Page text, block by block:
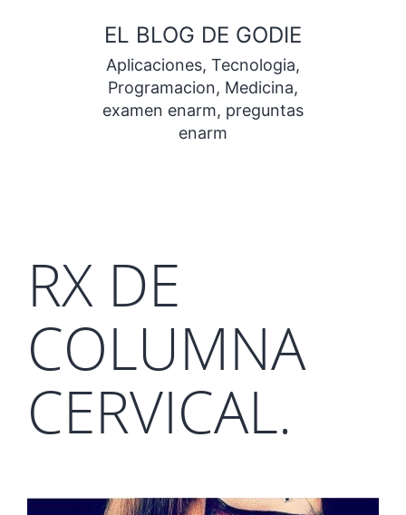
contenido
EL BLOG DE GODIE
Aplicaciones, Tecnologia,
Programacion, Medicina,
examen enarm, preguntas
enarm
RX DE
COLUMNA
CERVICAL.